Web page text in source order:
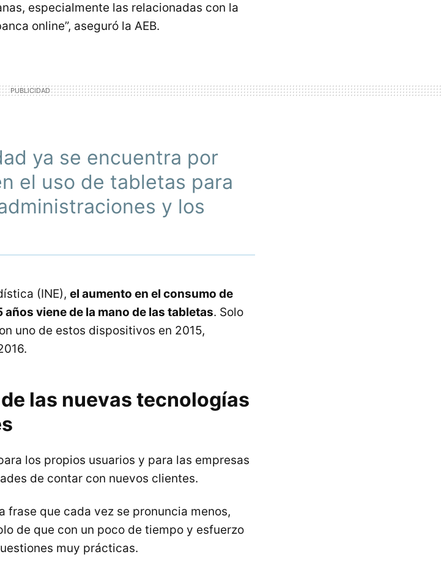
especialmente las relacionadas con la
online”, aseguró la AEB.
ya se encuentra por
el uso de tabletas para
y los
(INE), el aumento en el consumo de
viene de la mano de las tabletas. Solo
uno de estos dispositivos en 2015,
las nuevas tecnologías
los propios usuarios y para las empresas
de contar con nuevos clientes.
frase que cada vez se pronuncia menos,
de que con un poco de tiempo y esfuerzo
muy prácticas.